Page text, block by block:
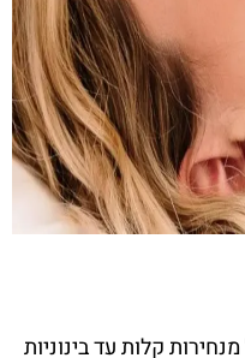
קלות עד בינוניות